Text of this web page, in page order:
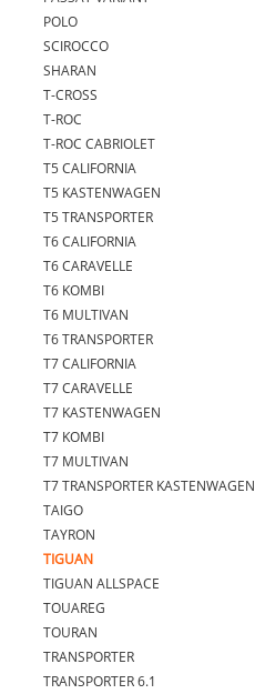
POLO
SCIROCCO
SHARAN
T-CROSS
T-ROC
T-ROC CABRIOLET
T5 CALIFORNIA
T5 KASTENWAGEN
T5 TRANSPORTER
T6 CALIFORNIA
T6 CARAVELLE
T6 KOMBI
T6 MULTIVAN
T6 TRANSPORTER
T7 CALIFORNIA
T7 CARAVELLE
T7 KASTENWAGEN
T7 KOMBI
T7 MULTIVAN
T7 TRANSPORTER KASTENWAGEN
TAIGO
TAYRON
TIGUAN
TIGUAN ALLSPACE
TOUAREG
TOURAN
TRANSPORTER
TRANSPORTER 6.1